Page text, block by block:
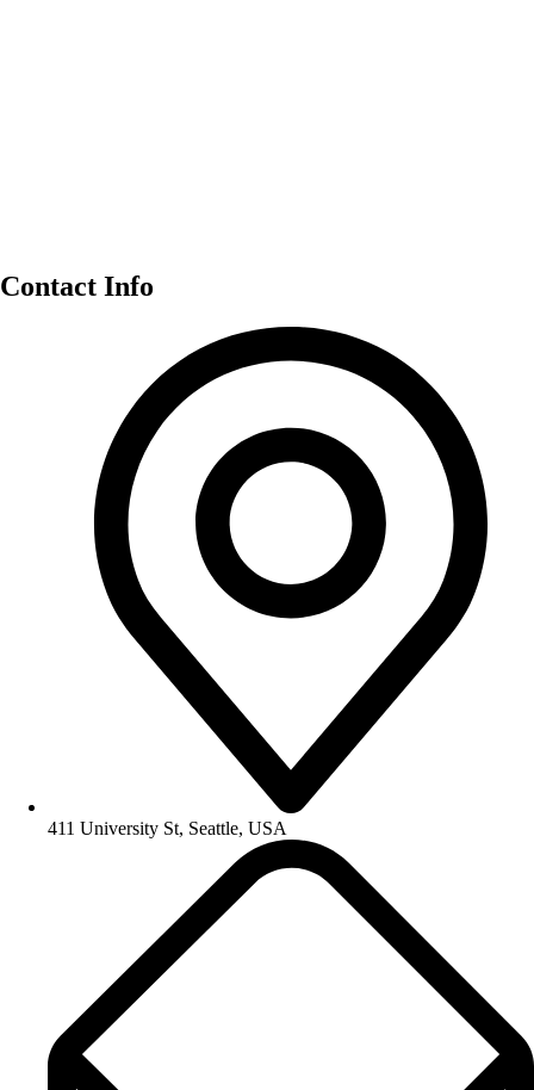
Contact Info
411 University St, Seattle, USA